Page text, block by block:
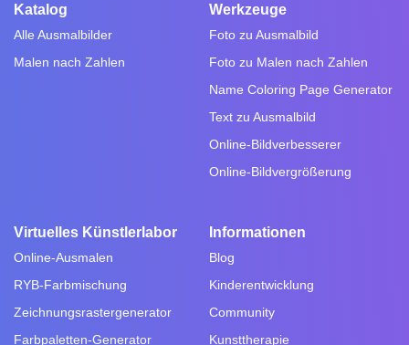
Katalog
Alle Ausmalbilder
Malen nach Zahlen
Werkzeuge
Foto zu Ausmalbild
Foto zu Malen nach Zahlen
Name Coloring Page Generator
Text zu Ausmalbild
Online-Bildverbesserer
Online-Bildvergrößerung
Virtuelles Künstlerlabor
Online-Ausmalen
RYB-Farbmischung
Zeichnungsrastergenerator
Farbpaletten-Generator
Informationen
Blog
Kinderentwicklung
Community
Kunsttherapie